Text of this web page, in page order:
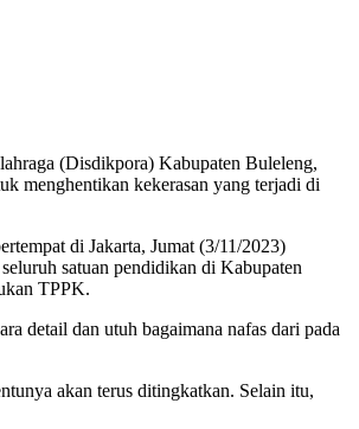
(Disdikpora) Kabupaten Buleleng,
menghentikan kekerasan yang terjadi di
di Jakarta, Jumat (3/11/2023)
satuan pendidikan di Kabupaten
TPPK.
detail dan utuh bagaimana nafas dari pada
akan terus ditingkatkan. Selain itu,